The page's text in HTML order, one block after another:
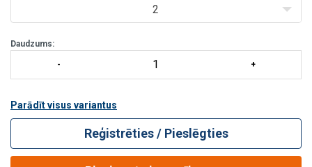
2
Daudzums:
Parādīt visus variantus
Reģistrēties / Pieslēgties